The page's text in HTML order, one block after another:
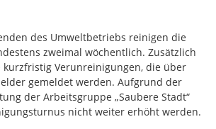
des Umweltbetriebs reinigen die
zweimal wöchentlich. Zusätzlich
kurzfristig Verunreinigungen, die über
gemeldet werden. Aufgrund der
der Arbeitsgruppe „Saubere Stadt“
nicht weiter erhöht werden.